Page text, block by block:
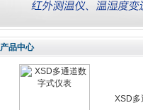
产品中心
XSD多